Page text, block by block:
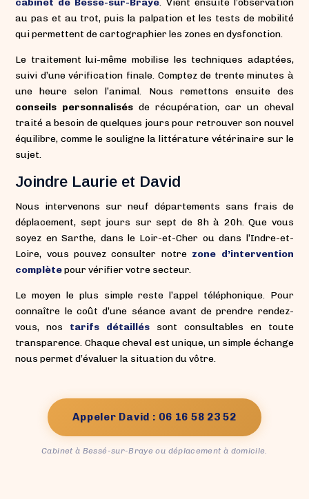
cabinet de Bessé-sur-Braye. Vient ensuite l’observation
au pas et au trot, puis la palpation et les tests de mobilité
qui permettent de cartographier les zones en dysfonction.
Le traitement lui-même mobilise les techniques adaptées,
suivi d’une vérification finale. Comptez de trente minutes à
une heure selon l’animal. Nous remettons ensuite des
conseils personnalisés de récupération, car un cheval
traité a besoin de quelques jours pour retrouver son nouvel
équilibre, comme le souligne la littérature vétérinaire sur le
sujet.
Joindre Laurie et David
Nous intervenons sur neuf départements sans frais de
déplacement, sept jours sur sept de 8h à 20h. Que vous
soyez en Sarthe, dans le Loir-et-Cher ou dans l’Indre-et-
Loire, vous pouvez consulter notre zone d’intervention
complètepour vérifier votre secteur.
Le moyen le plus simple reste l’appel téléphonique. Pour
connaître le coût d’une séance avant de prendre rendez-
vous, nos tarifs détaillés sont consultables en toute
transparence. Chaque cheval est unique, un simple échange
nous permet d’évaluer la situation du vôtre.
Appeler David : 06 16 58 23 52
Cabinet à Bessé-sur-Braye ou déplacement à domicile.